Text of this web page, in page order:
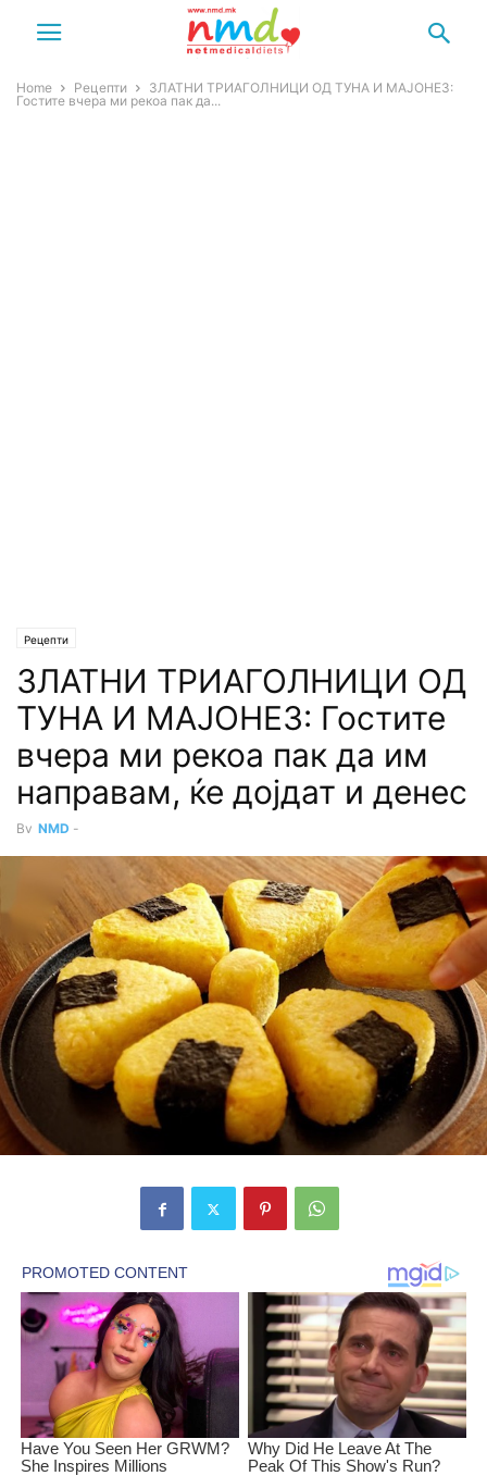
Home Рецепти
ЗЛАТНИ ТРИАГОЛНИЦИ ОД ТУНА И МАЈОНЕЗ:
Гостите вчера ми рекоа пак да...
Рецепти
ЗЛАТНИ ТРИАГОЛНИЦИ ОД
ТУНА И МАЈОНЕЗ: Гостите
вчера ми рекоа пак да им
направам, ќе дојдат и денес
By NMD -